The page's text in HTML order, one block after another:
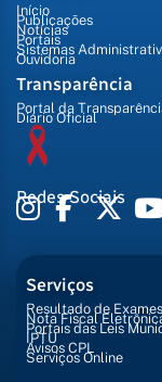
Início
Publicações
Notícias
Portais
Sistemas
Ouvidoria
Transparência
Portal da
Diário Oficial
Redes Sociais
Serviços
Resultado de Exames
Nota Fiscal
Portais das Leis
IPTU
Avisos CPL
Serviços Online